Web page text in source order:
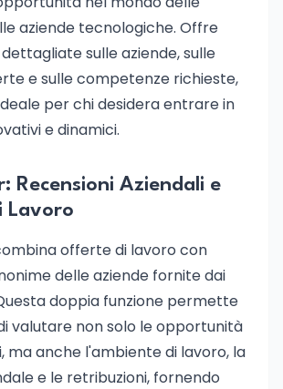
aziende tecnologiche. Offre
sulle aziende, sulle
e sulle competenze richieste,
per chi desidera entrare in
e dinamici.
Recensioni Aziendali e
Lavoro
offerte di lavoro con
delle aziende fornite dai
doppia funzione permette
valutare non solo le opportunità
ma anche l'ambiente di lavoro, la
e le retribuzioni, fornendo